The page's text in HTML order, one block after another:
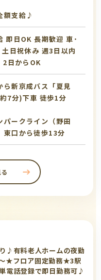
額支給♪
即日OK 長期歓迎 車･
土日祝休み 週3日以内
2日からOK
ら新京成バス「夏見
7分)下車 徒歩1分
パークライン（野田
東口から徒歩13分
♪有料老人ホームの夜勤
★フロア固定勤務★3駅
電話登録で即日勤務可♪